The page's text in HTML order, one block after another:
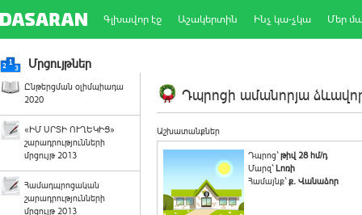
Գլխավոր էջ Աշակերտին Ինչ կա-չկա Մեր
Մրցույթներ
Ընթերցման օլիմպիադա
2020
«ԻՄ ՍՐՏԻ ՈՒՂԵԿԻՑ»
շարադրությունների
մրցույթ 2013
Համադպրոցական
շարադրությունների
մրցույթ 2013
Դպրոցի ամանորյա
Աշխատանքներ
Դպրոց`թիվ 28 հմ/դ
Մարզ` Լոռի
Համայնք`ք. Վանաձոր